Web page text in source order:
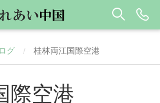
グ / 桂林両江国際空港
際空港